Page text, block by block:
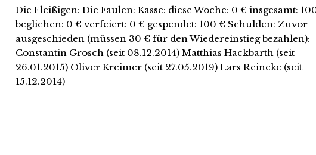
Die Fleißigen: Die Faulen: Kasse: diese Woche: 0 € insgesamt:
beglichen: 0 € verfeiert: 0 € gespendet: 100 € Schulden: Zuvor
ausgeschieden (müssen 30 € für den Wiedereinstieg bezahlen):
Constantin Grosch (seit 08.12.2014) Matthias Hackbarth (seit
26.01.2015) Oliver Kreimer (seit 27.05.2019) Lars Reineke (seit
15.12.2014)